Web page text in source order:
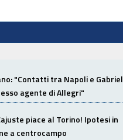
"Contatti tra Napoli e Gabriel
agente di Allegri"
piace al Torino! Ipotesi in
a centrocampo